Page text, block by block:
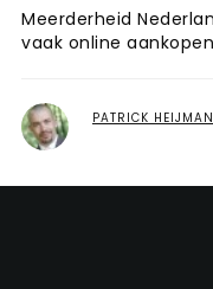
Meerderheid
vaak online
PATRICK